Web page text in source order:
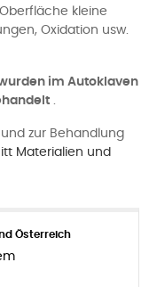
kleine
Oxidation usw.
im Autoklaven
.
zur Behandlung
Materialien und
Österreich